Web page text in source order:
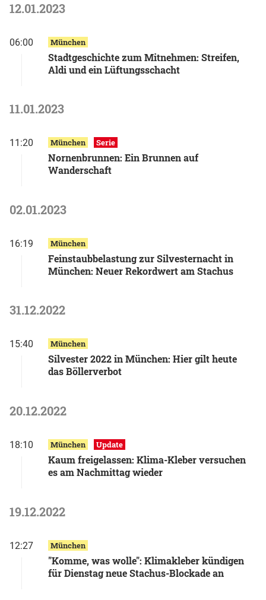
12.01.2023
06:00 München
Stadtgeschichte zum Mitnehmen: Streifen,
Aldi und ein Lüftungsschacht
11.01.2023
11:20 München Serie
Nornenbrunnen: Ein Brunnen auf
Wanderschaft
02.01.2023
16:19 München
Feinstaubbelastung zur Silvesternacht in
München: Neuer Rekordwert am Stachus
31.12.2022
15:40 München
Silvester 2022 in München: Hier gilt heute
das Böllerverbot
20.12.2022
18:10 München Update
Kaum freigelassen: Klima-Kleber versuchen
es am Nachmittag wieder
19.12.2022
12:27 München
"Komme, was wolle": Klimakleber kündigen
für Dienstag neue Stachus-Blockade an